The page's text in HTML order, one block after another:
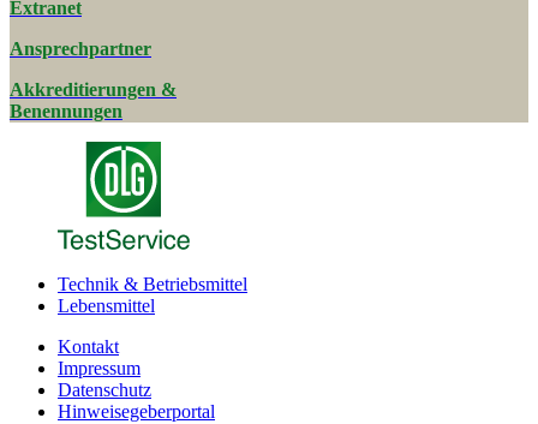
Extranet
Ansprechpartner
Akkreditierungen &
Benennungen
Technik & Betriebsmittel
Lebensmittel
Kontakt
Impressum
Datenschutz
Hinweisegeberportal